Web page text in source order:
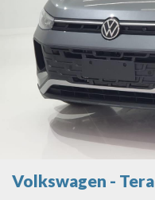
Volkswagen - Tera